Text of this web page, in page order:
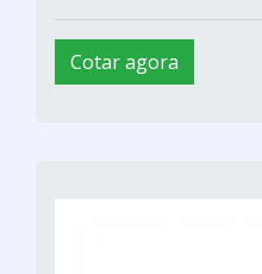
Cotar agora